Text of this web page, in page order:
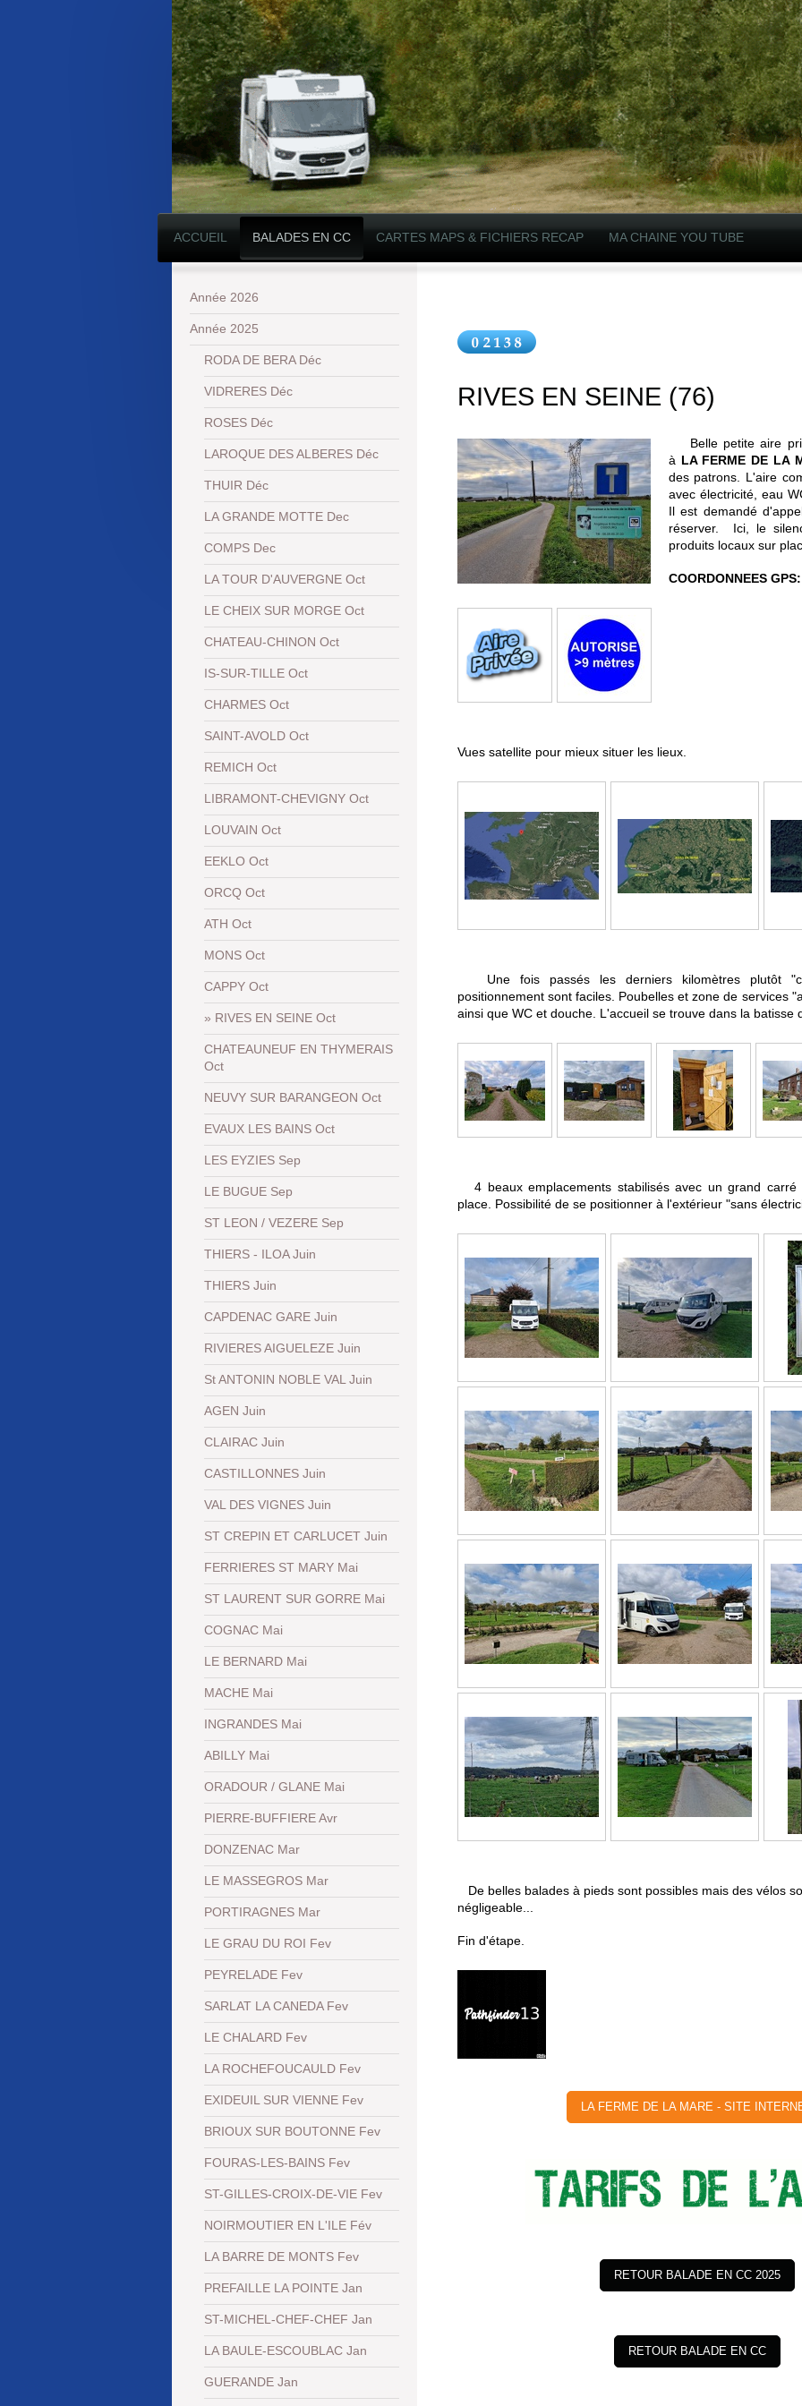
ACCUEIL BALADES EN CC CARTES MAPS & FICHIERS RECAP MA CHAINE YOU TUBE
RIVES EN SEINE (76)
Belle petite aire
à LA FERME DE LA
des patrons. L'aire
avec électricité, eau
Il est demandé
réserver. Ici, le
produits locaux sur
COORDONNEES GPS:
Vues satellite pour mieux situer les lieux.
Une fois passés les derniers kilomètres plutôt
positionnement sont faciles. Poubelles et zone de services
ainsi que WC et douche. L'accueil se trouve dans la batisse
4 beaux emplacements stabilisés avec un grand carré
place. Possibilité de se positionner à l'extérieur "sans
De belles balades à pieds sont possibles mais des vélos
négligeable...
Fin d'étape.
LA FERME DE LA MARE - SITE
RETOUR BALADE EN CC 2025
RETOUR BALADE EN CC
Année 2026
Année 2025
RODA DE BERA Déc
VIDRERES Déc
ROSES Déc
LAROQUE DES ALBERES Déc
THUIR Déc
LA GRANDE MOTTE Dec
COMPS Dec
LA TOUR D'AUVERGNE Oct
LE CHEIX SUR MORGE Oct
CHATEAU-CHINON Oct
IS-SUR-TILLE Oct
CHARMES Oct
SAINT-AVOLD Oct
REMICH Oct
LIBRAMONT-CHEVIGNY Oct
LOUVAIN Oct
EEKLO Oct
ORCQ Oct
ATH Oct
MONS Oct
CAPPY Oct
RIVES EN SEINE Oct
CHATEAUNEUF EN THYMERAIS
Oct
NEUVY SUR BARANGEON Oct
EVAUX LES BAINS Oct
LES EYZIES Sep
LE BUGUE Sep
ST LEON / VEZERE Sep
THIERS - ILOA Juin
THIERS Juin
CAPDENAC GARE Juin
RIVIERES AIGUELEZE Juin
St ANTONIN NOBLE VAL Juin
AGEN Juin
CLAIRAC Juin
CASTILLONNES Juin
VAL DES VIGNES Juin
ST CREPIN ET CARLUCET Juin
FERRIERES ST MARY Mai
ST LAURENT SUR GORRE Mai
COGNAC Mai
LE BERNARD Mai
MACHE Mai
INGRANDES Mai
ABILLY Mai
ORADOUR / GLANE Mai
PIERRE-BUFFIERE Avr
DONZENAC Mar
LE MASSEGROS Mar
PORTIRAGNES Mar
LE GRAU DU ROI Fev
PEYRELADE Fev
SARLAT LA CANEDA Fev
LE CHALARD Fev
LA ROCHEFOUCAULD Fev
EXIDEUIL SUR VIENNE Fev
BRIOUX SUR BOUTONNE Fev
FOURAS-LES-BAINS Fev
ST-GILLES-CROIX-DE-VIE Fev
NOIRMOUTIER EN L'ILE Fév
LA BARRE DE MONTS Fev
PREFAILLE LA POINTE Jan
ST-MICHEL-CHEF-CHEF Jan
LA BAULE-ESCOUBLAC Jan
GUERANDE Jan